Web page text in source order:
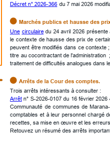
Décret n° 2026-366 du 7 mai 2026
 Marchés publics et hausse des
Une circulaire du 24 avril 2026 présente
le contexte de hausse des prix de
peuvent être modifiés dans ce contexte ;
titre au cocontractant de l'administration ;
traitement de difficultés analogues dans
 Arrêts de la Cour des comptes.
Trois arrêts intéressants à consulter :
Arrêt n° S-2026-0107 du 16 février 2026
Communauté de communes de
comptables et à leur personnel chargé
recettes, sa mise en œuvre et les
Retouvez un résumé des arrêts